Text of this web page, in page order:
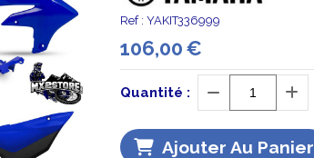
Ref : YAKIT336999
106,00€
Quantité :
Ajouter Au Panier